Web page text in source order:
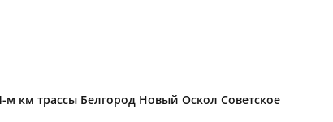
м км трассы Белгород Новый Оскол Советское